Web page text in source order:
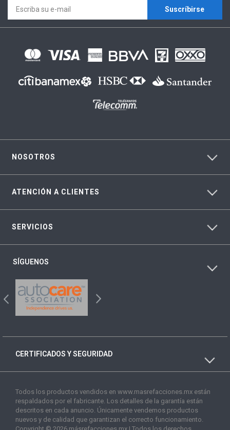
Suscríbirse
NOSOTROS
ATENCIÓN A CLIENTES
SERVICIOS
SÍGUENOS
CERTIFICADOS Y SEGURIDAD
Todos los productos vendidos en www.masrefacciones.mx están
respaldados por el fabricante. Los detalles de la garantía están
descritos en cada anuncio. Únicamente vendemos productos
nuevos y de calidad que garantizan el correcto funcionamiento.